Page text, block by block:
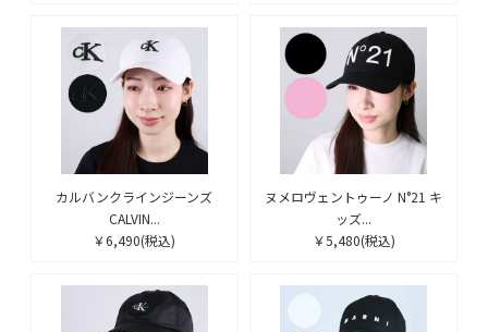
カルバンクラインジーンズ
CALVIN...
￥6,490(税込)
ヌメロヴェントゥーノ N°21 キ
ッズ...
￥5,480(税込)